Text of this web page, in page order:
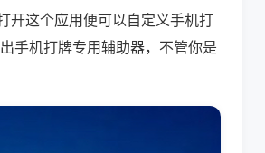
开这个应用便可以自定义手机打
手机打牌专用辅助器，不管你是